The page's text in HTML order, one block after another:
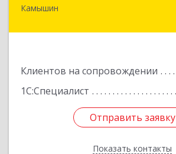
Камышин
Клиентов на сопровождении
1С:Специалист
Отправить заявку
Показать контакты
Отправить заявку
Назад